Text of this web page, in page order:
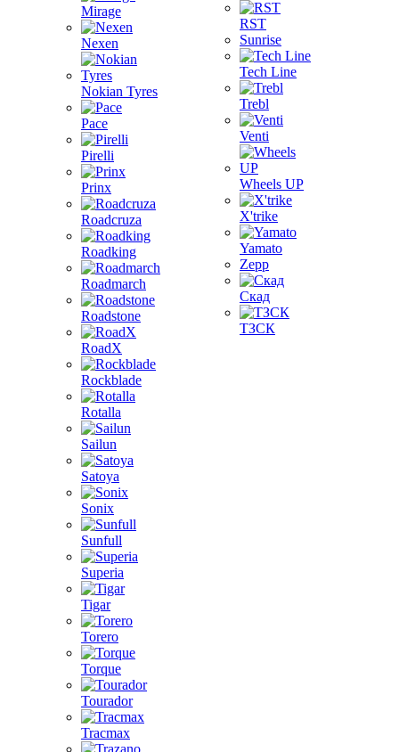
Mirage
Nexen
Nokian Tyres
Pace
Pirelli
Prinx
Roadcruza
Roadking
Roadmarch
Roadstone
RoadX
Rockblade
Rotalla
Sailun
Satoya
Sonix
Sunfull
Superia
Tigar
Torero
Torque
Tourador
Tracmax
RST
Sunrise
Tech Line
Trebl
Venti
Wheels UP
X'trike
Yamato
Zepp
Скад
ТЗСК